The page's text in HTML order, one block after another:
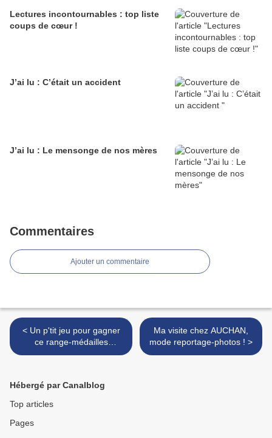
Lectures incontournables : top liste
coups de cœur !
J’ai lu : C’était un accident
J’ai lu : Le mensonge de nos mères
Commentaires
Ajouter un commentaire
< Un p'tit jeu pour gagner
ce range-médailles
magnifique !
Ma visite chez AUCHAN,
mode reportage-photos ! >
Hébergé par Canalblog
Top articles
Pages